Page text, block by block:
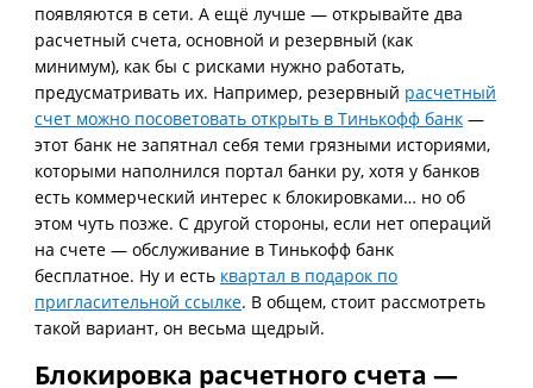
появляются в сети. А ещё лучше — открывайте два
расчетный счета, основной и резервный (как
минимум), как бы с рисками нужно работать,
предусматривать их. Например, резервный расчетный
счет можно посоветовать открыть в Тинькофф банк —
этот банк не запятнал себя теми грязными историями,
которыми наполнился портал банки ру, хотя у банков
есть коммерческий интерес к блокировками… но об
этом чуть позже. С другой стороны, если нет операций
на счете — обслуживание в Тинькофф банк
бесплатное. Ну и есть квартал в подарок по
пригласительной ссылке. В общем, стоит рассмотреть
такой вариант, он весьма щедрый.
Блокировка расчетного счета —